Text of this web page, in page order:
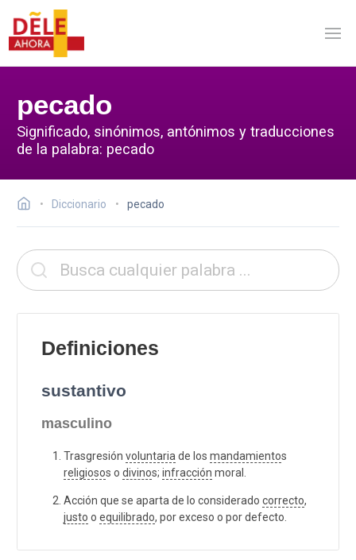
pecado
Significado, sinónimos, antónimos y traducciones
de la palabra: pecado
Diccionario pecado
Definiciones
sustantivo
masculino
Trasgresión voluntaria de los mandamientos
religiosos o divinos; infracción moral.
Acción que se aparta de lo considerado correcto,
justo o equilibrado, por exceso o por defecto.